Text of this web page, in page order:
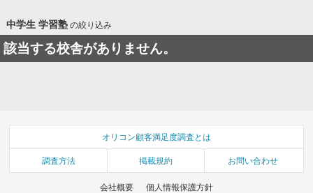
中学生 学習塾の絞り込み
該当する校舎がありません。
オリコン顧客満足度調査とは
調査方法 掲載規約 お問い合わせ
会社概要 個人情報保護方針